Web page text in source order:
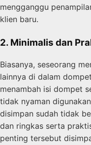
mengganggu
klien baru.
2. Minimalis dan
Biasanya, seseorang
lainnya di dalam
menambah isi dompet
tidak nyaman
disimpan sudah tidak
dan ringkas serta
penting tersebut